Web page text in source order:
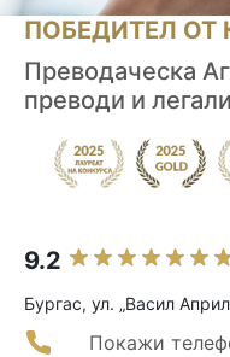
ПОБЕДИТЕЛ ОТ
Преводаческа
преводи и
9.2
Бургас, ул. „Васил
Покажи